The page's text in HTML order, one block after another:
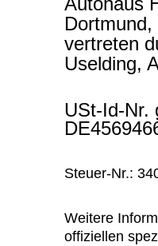
vertreten
Uselding,
USt-Id-Nr.
Steuer-Nr.:
Weitere
offiziellen